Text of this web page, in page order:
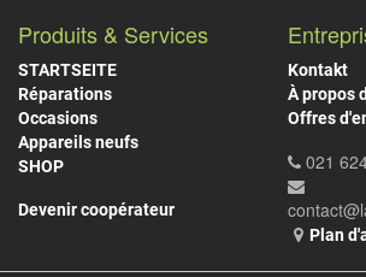
Produits & Services
STARTSEITE
Réparations
Occasions
Appareils neufs
SHOP
Devenir coopérateur
Kontakt
À propos
Offres
021
Plan